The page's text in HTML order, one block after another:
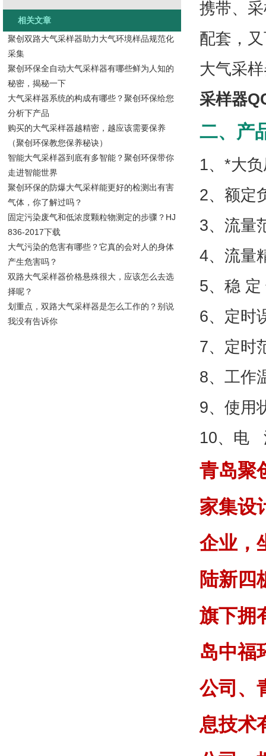
携带、
配套，
大气采
采样器
二、产
1、*大
2、额定
3、流量
4、流量
5、稳
6、定时
7、定时
8、工作
9、使用
10、电
青岛聚
家集设
企业，
陆新四
旗下拥
岛中福
公司、
息技术
相关文章
聚创双路大气采样器助力大气环境样品规范化
采集
聚创环保全自动大气采样器有哪些鲜为人知的
秘密，揭秘一下
大气采样器系统的构成有哪些？聚创环保给您
分析下产品
购买的大气采样器越精密，越应该需要保养
（聚创环保教您保养秘诀）
智能大气采样器到底有多智能？聚创环保带你
走进智能世界
聚创环保的防爆大气采样能更好的检测出有害
气体，你了解过吗？
固定污染废气和低浓度颗粒物测定的步骤？HJ
836-2017下载
大气污染的危害有哪些？它真的会对人的身体
产生危害吗？
双路大气采样器价格悬殊很大，应该怎么去选
择呢？
划重点，双路大气采样器是怎么工作的？别说
我没有告诉你